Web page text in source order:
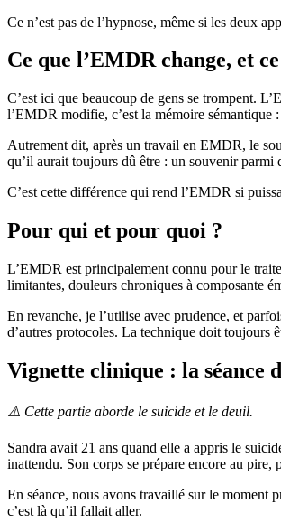
Ce n’est pas de l’hypnose, même si les deux
Ce que l’EMDR change, et
C’est ici que beaucoup de gens se trompent.
l’EMDR modifie, c’est la mémoire sémantique
Autrement dit, après un travail en EMDR, le
qu’il aurait toujours dû être : un souvenir parmi
C’est cette différence qui rend l’EMDR si
Pour qui et pour quoi ?
L’EMDR est principalement connu pour le
limitantes, douleurs chroniques à composante
En revanche, je l’utilise avec prudence, et
d’autres protocoles. La technique doit toujours
Vignette clinique : la séance
⚠️ Cette partie aborde le suicide et le deuil.
Sandra avait 21 ans quand elle a appris le
inattendu. Son corps se prépare encore au pire,
En séance, nous avons travaillé sur le moment
c’est là qu’il fallait aller.